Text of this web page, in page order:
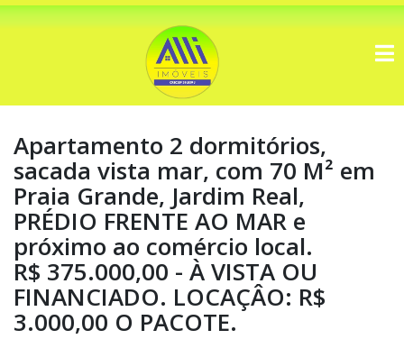
Apartamento 2 dormitórios,
sacada vista mar, com 70 M² em
Praia Grande, Jardim Real,
PRÉDIO FRENTE AO MAR e
próximo ao comércio local.
R$ 375.000,00 - À VISTA OU
FINANCIADO. LOCAÇÂO: R$
3.000,00 O PACOTE.